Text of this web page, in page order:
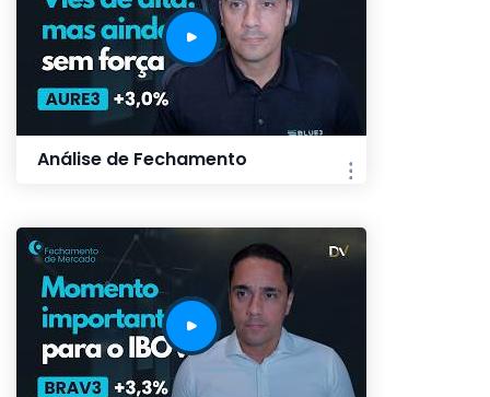
Análise de Fechamento